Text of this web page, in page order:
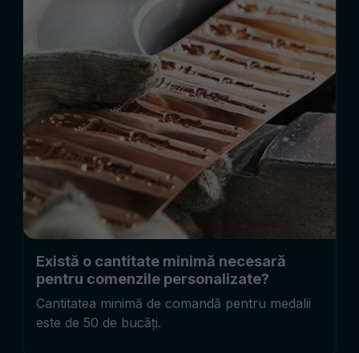
Există o cantitate minimă necesară
pentru comenzile personalizate?
Cantitatea minimă de comandă pentru medalii
este de 50 de bucăți.